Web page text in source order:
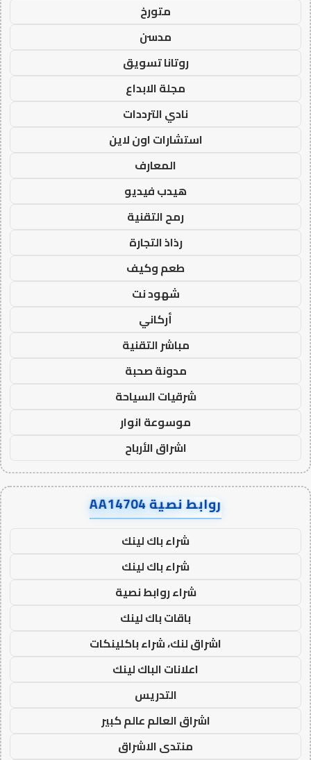
متورخ
مدسن
روتانا تسويق
مجلة الابداع
نادي الترددات
استشارات اون لاين
المعارف
هيدب فيديو
رمح التقنية
رذاذ التجارة
طعم وكيف
شهود نت
أركاني
مباشر التقنية
مدونة صحبة
شرقيات السياحة
موسوعة انوار
اشراق الأرباح
روابط نصية AA14704
شراء باك لينك
شراء باك لينك
شراء روابط نصية
باقات باك لينك
اشراق لنك، شراء باكلينكات
اعلانات الباك لينك
التدريس
اشراق العالم عالم كبير
منتدى الاشراق